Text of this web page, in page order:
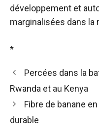
développement et
marginalisées dans la
*
Percées dans la
Rwanda et au Kenya
Fibre de banane
durable